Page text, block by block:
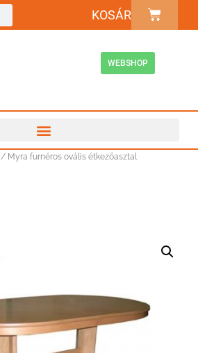
KOSÁR
WEBSHOP
/ Myra furnéros ovális étkezőasztal